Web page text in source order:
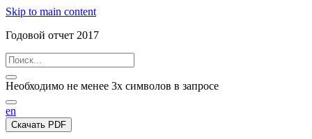
Skip to main content
Годовой отчет 2017
Необходимо не менее 3х символов в запросе
en
Скачать PDF